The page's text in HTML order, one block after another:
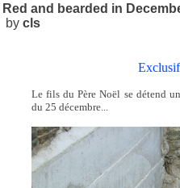
Red and bearded in
bycls
Le fils du Père Noël se détend
du 25 décembre...